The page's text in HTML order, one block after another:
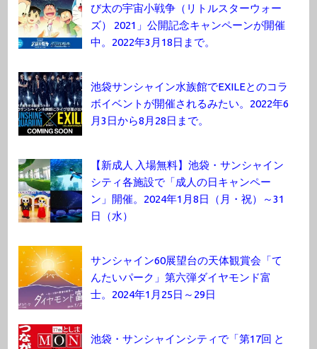
び太の宇宙小戦争（リトルスターウォー
ズ） 2021」公開記念キャンペーンが開催
中。2022年3月18日まで。
池袋サンシャイン水族館でEXILEとのコラ
ボイベントが開催されるみたい。2022年6
月3日から8月28日まで。
【新成人 入場無料】池袋・サンシャイン
シティ各施設で「成人の日キャンペー
ン」開催。2024年1月8日（月・祝）～31
日（水）
サンシャイン60展望台の天体観賞会「て
んたいパーク」第六弾ダイヤモンド富
士。2024年1月25日～29日
池袋・サンシャインシティで「第17回 と